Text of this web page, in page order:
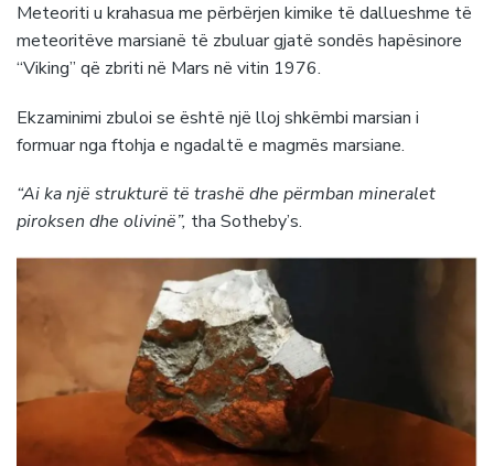
Meteoriti u krahasua me përbërjen kimike të dallueshme të
meteoritëve marsianë të zbuluar gjatë sondës hapësinore
“Viking” që zbriti në Mars në vitin 1976.
Ekzaminimi zbuloi se është një lloj shkëmbi marsian i
formuar nga ftohja e ngadaltë e magmës marsiane.
“Ai ka një strukturë të trashë dhe përmban mineralet
piroksen dhe olivinë”, tha Sotheby’s.